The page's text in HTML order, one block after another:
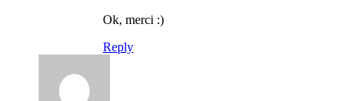
Ok, merci :)
Reply